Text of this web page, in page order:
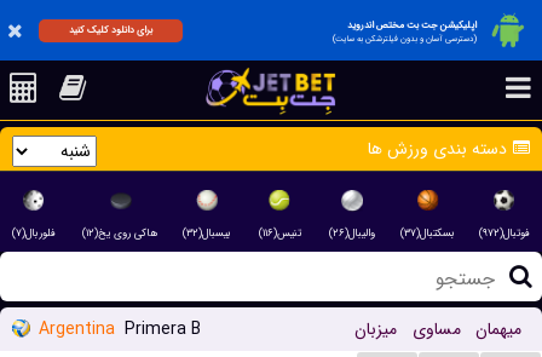
اپلیکیشن جت بت مختص اندروید
(دسترسی آسان و بدون فیلترشکن به سایت)
برای دانلود کلیک کنید
دسته بندی ورزش ها
فوتبال(۹۷۲) بسکتبال(۳۷) والیبال(۲۶) تنیس(۱۱۶) بیسبال(۳۲) هاکی روی یخ(۱۲) فلوربال(۷)
Argentina Primera B میزبان مساوی میهمان